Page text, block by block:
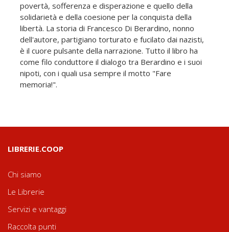
povertà, sofferenza e disperazione e quello della
solidarietà e della coesione per la conquista della
libertà. La storia di Francesco Di Berardino, nonno
dell'autore, partigiano torturato e fucilato dai nazisti,
è il cuore pulsante della narrazione. Tutto il libro ha
come filo conduttore il dialogo tra Berardino e i suoi
nipoti, con i quali usa sempre il motto "Fare
memoria!".
LIBRERIE.COOP
Chi siamo
Le Librerie
Servizi e vantaggi
Raccolta punti